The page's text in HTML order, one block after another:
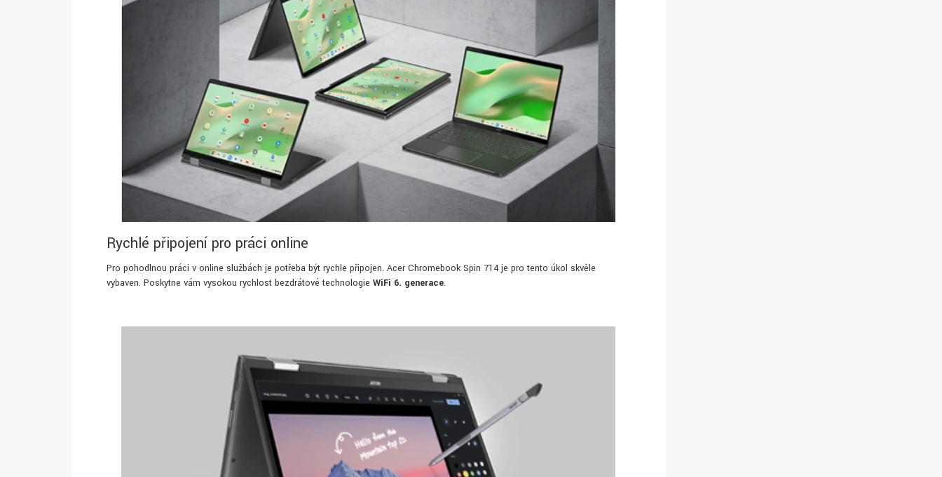
Rychlé připojení pro práci online
Pro pohodlnou práci v online službách je potřeba být rychle připojen. Acer Chromebook Spin 714 je pro tento úkol skvěle
vybaven. Poskytne vám vysokou rychlost bezdrátové technologie WiFi 6. generace.